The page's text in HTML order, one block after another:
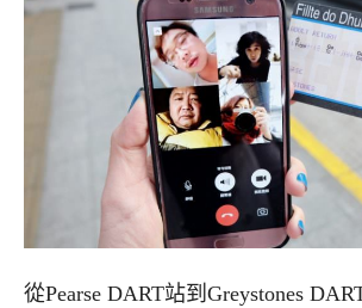
從Pearse DART站到Greystones